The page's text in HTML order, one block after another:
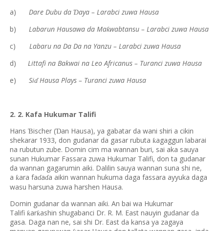
a)
Dare Dubu da Ɗaya – Larabci zuwa Hausa
b)
Labarun Hausawa da Maƙwabtansu – Larabci zuwa Hausa
c)
Labaru na Da Da na Yanzu – Larabci zuwa Hausa
d)
Littafi na Bakwai na Leo Africanus – Turanci zuwa Hausa
e)
SiɗHausa Plays – Turanci zuwa Hausa
2. 2. Kafa Hukumar Talifi
Hans Ɓischer (Ɗan Hausa), ya gabatar da wani shiri a cikin
shekarar 1933, don gudanar da gasar rubuta ƙagaggun labarai
na rubutun zube. Domin cim ma wannan buri, sai aka sauya
sunan Hukumar Fassara zuwa Hukumar Talifi, don ta gudanar
da wannan gagarumin aiki. Dalilin sauya wannan suna shi ne,
a ƙara faɗaɗa aikin wannan hukuma daga fassara ayyuka daga
wasu harsuna zuwa harshen Hausa.
Domin gudanar da wannan aiki. An bai wa Hukumar
Talifi ƙarƙashin shugabanci Dr. R. M. East nauyin gudanar da
gasa. Daga nan ne, sai shi Dr. East da kansa ya zagaya